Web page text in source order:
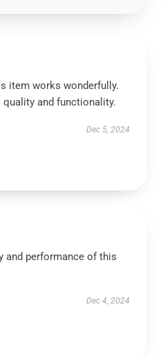
item works wonderfully.
quality and functionality.
Dec 5, 2024
and performance of this
Dec 4, 2024